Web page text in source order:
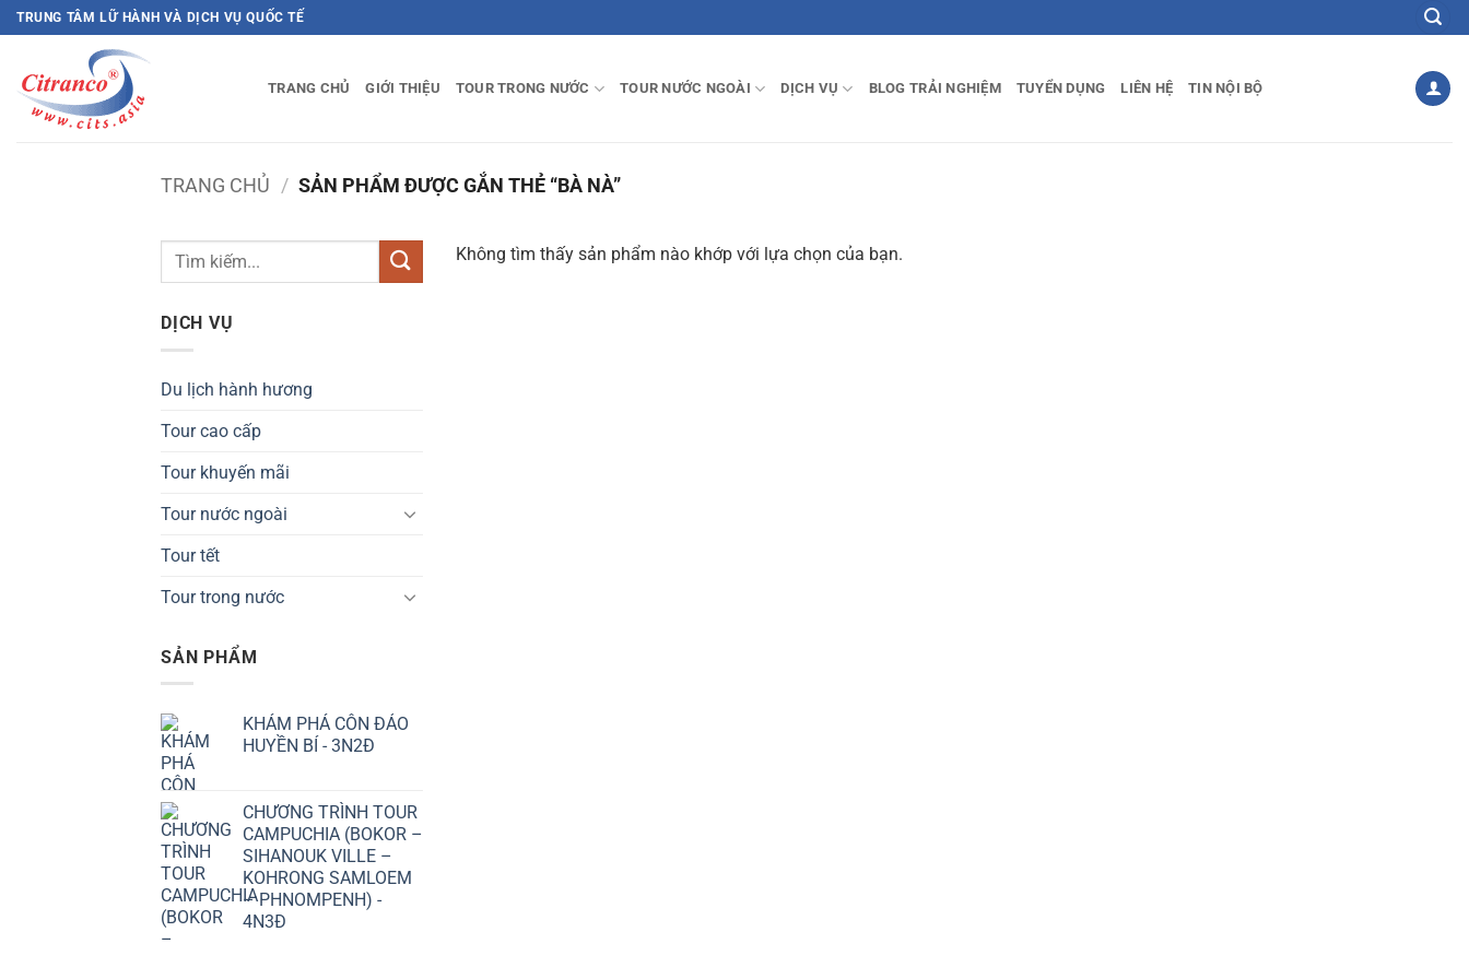
Bỏ
qua
dung
TRUNG TÂM LỮ HÀNH VÀ DỊCH VỤ QUỐC TẾ
TRANG CHỦ GIỚI THIỆU TOUR TRONG NƯỚC TOUR NƯỚC NGOÀI DỊCH VỤ BLOG TRẢI NGHIỆM TUYỂN DỤNG LIÊN HỆ TIN NỘI BỘ
TRANG CHỦ / SẢN PHẨM ĐƯỢC GẮN THẺ “BÀ NÀ”
DỊCH VỤ
Du lịch hành hương
Tour cao cấp
Tour khuyến mãi
Tour nước ngoài
Tour tết
Tour trong nước
SẢN PHẨM
KHÁM PHÁ CÔN ĐẢO
HUYỀN BÍ - 3N2Đ
CHƯƠNG TRÌNH TOUR
CAMPUCHIA (BOKOR –
SIHANOUK VILLE –
KOHRONG SAMLOEM
– PHNOMPENH) -
4N3Đ
Không tìm thấy sản phẩm nào khớp với lựa chọn của bạn.